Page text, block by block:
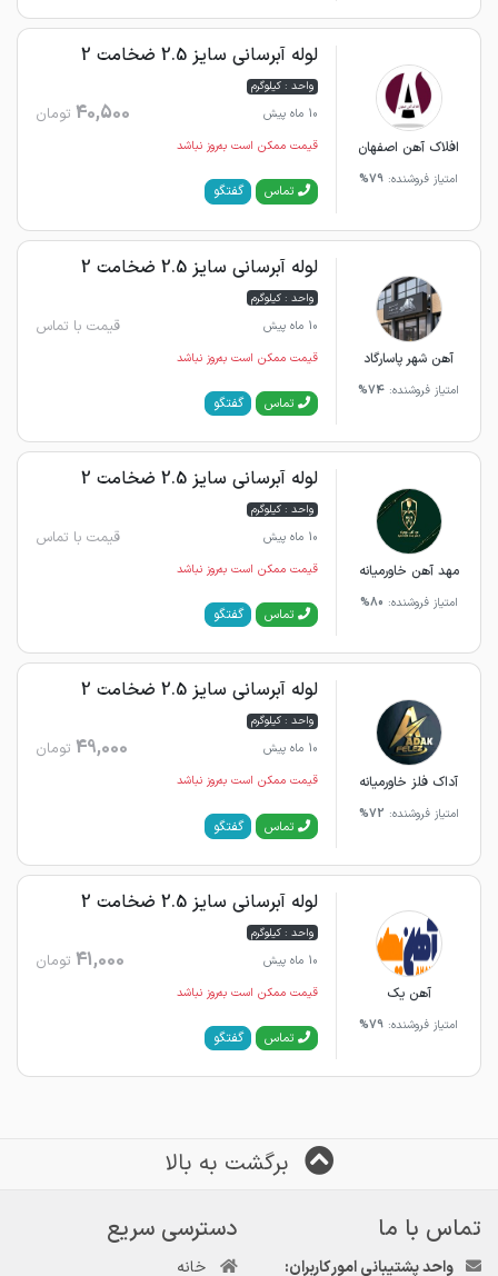
افلاک آهن اصفهان
امتیاز فروشنده: 79%
لوله آبرسانی سایز 2.5 ضخامت 2
واحد : کیلوگرم
10 ماه پیش
40,500 تومان
قیمت ممکن است به‌روز نباشد
تماس گفتگو
آهن شهر پاسارگاد
امتیاز فروشنده: 74%
لوله آبرسانی سایز 2.5 ضخامت 2
واحد : کیلوگرم
10 ماه پیش
قیمت با تماس
قیمت ممکن است به‌روز نباشد
تماس گفتگو
مهد آهن خاورمیانه
امتیاز فروشنده: 80%
لوله آبرسانی سایز 2.5 ضخامت 2
واحد : کیلوگرم
10 ماه پیش
قیمت با تماس
قیمت ممکن است به‌روز نباشد
تماس گفتگو
آداک فلز خاورمیانه
امتیاز فروشنده: 72%
لوله آبرسانی سایز 2.5 ضخامت 2
واحد : کیلوگرم
10 ماه پیش
49,000 تومان
قیمت ممکن است به‌روز نباشد
تماس گفتگو
آهن یک
امتیاز فروشنده: 79%
لوله آبرسانی سایز 2.5 ضخامت 2
واحد : کیلوگرم
10 ماه پیش
41,000 تومان
قیمت ممکن است به‌روز نباشد
تماس گفتگو
برگشت به بالا
تماس با ما
واحد پشتیبانی امور کاربران:
دسترسی سریع
خانه